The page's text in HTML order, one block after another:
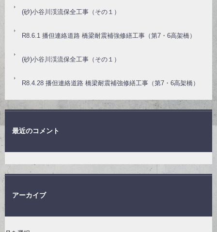
(砂)小谷川渓流保全工事（その１）
R8.6.1 播但連絡道路 橋梁耐震補強修繕工事（第7・6高架橋）
(砂)小谷川渓流保全工事（その１）
R8.4.28 播但連絡道路 橋梁耐震補強修繕工事（第7・6高架橋）
最近のコメント
アーカイブ